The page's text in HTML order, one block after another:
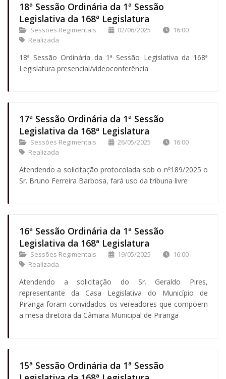
18ª Sessão Ordinária da 1ª Sessão
Legislativa da 168ª Legislatura
Sessões Regimentais 02/06/2025
16:00
Realizada
18ª Sessão Ordinária da 1ª Sessão Legislativa da 168ª
Legislatura presencial/videoconferência
17ª Sessão Ordinária da 1ª Sessão
Legislativa da 168ª Legislatura
Sessões Regimentais 26/05/2025
16:00
Realizada
Atendendo a solicitação protocolada sob o nº189/2025 o
Sr. Bruno Ferreira Barbosa, fará uso da tribuna livre
16ª Sessão Ordinária da 1ª Sessão
Legislativa da 168ª Legislatura
Sessões Regimentais 19/05/2025
16:00
Realizada
Atendendo a solicitação do Sr. Geraldo Pires,
representante da Casa Legislativa do Município de
Piranga foram convidados os vereadores que compõem
a mesa diretora da Câmara Municipal de Piranga
15ª Sessão Ordinária da 1ª Sessão